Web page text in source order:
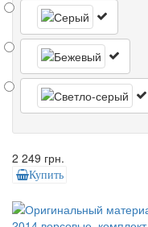
2 249 грн.
Купить